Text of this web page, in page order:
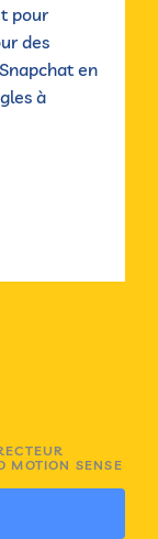
pour
des
en
à
MOTION SENSE